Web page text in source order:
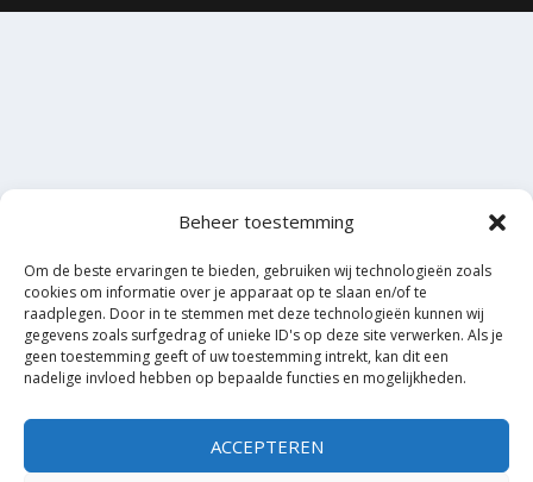
Beheer toestemming
Om de beste ervaringen te bieden, gebruiken wij technologieën zoals
cookies om informatie over je apparaat op te slaan en/of te
raadplegen. Door in te stemmen met deze technologieën kunnen wij
gegevens zoals surfgedrag of unieke ID's op deze site verwerken. Als je
geen toestemming geeft of uw toestemming intrekt, kan dit een
nadelige invloed hebben op bepaalde functies en mogelijkheden.
ACCEPTEREN